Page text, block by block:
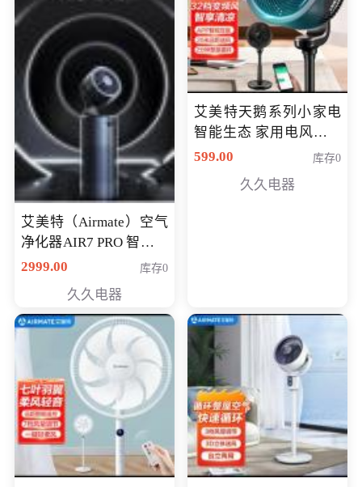
艾美特（Airmate）空气
净化器AIR7 PRO 智能全
屋空气循环负离子旗舰
2999.00 库存0
久久电器
艾美特天鹅系列小家电
智能生态 家用电风扇直
流变频节能轻音空气循
鹅，白天鹅智能)
599.00 库存0
久久电器